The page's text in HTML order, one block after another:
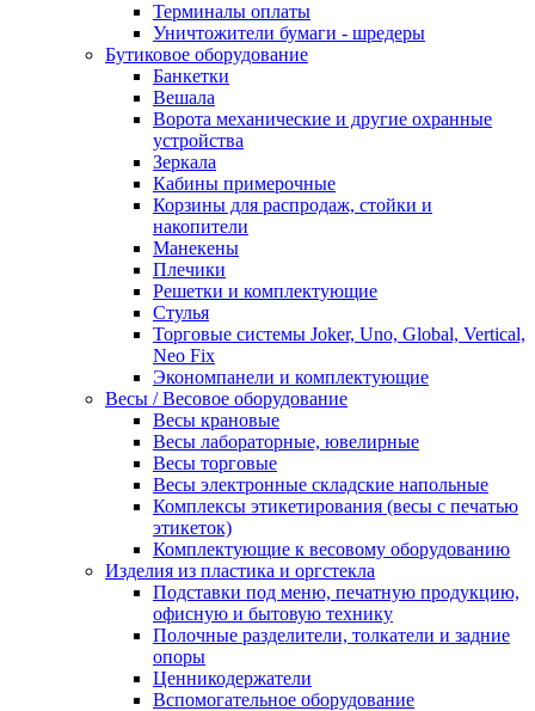
Терминалы оплаты
Уничтожители бумаги - шредеры
Бутиковое оборудование
Банкетки
Вешала
Ворота механические и другие охранные
устройства
Зеркала
Кабины примерочные
Корзины для распродаж, стойки и
накопители
Манекены
Плечики
Решетки и комплектующие
Стулья
Торговые системы Joker, Uno, Global, Vertical,
Neo Fix
Экономпанели и комплектующие
Весы / Весовое оборудование
Весы крановые
Весы лабораторные, ювелирные
Весы торговые
Весы электронные складские напольные
Комплексы этикетирования (весы с печатью
этикеток)
Комплектующие к весовому оборудованию
Изделия из пластика и оргстекла
Подставки под меню, печатную продукцию,
офисную и бытовую технику
Полочные разделители, толкатели и задние
опоры
Ценникодержатели
Вспомогательное оборудование